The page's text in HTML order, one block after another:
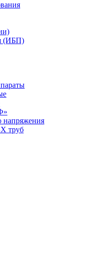
(ИБП)
напряжения
труб